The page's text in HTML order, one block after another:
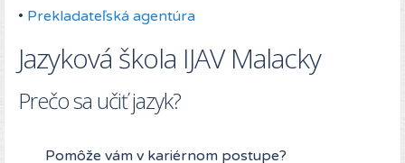
• Prekladateľská agentúra
Jazyková škola IJAV Malacky
Prečo sa učiť jazyk?
Pomôže vám v kariérnom postupe?